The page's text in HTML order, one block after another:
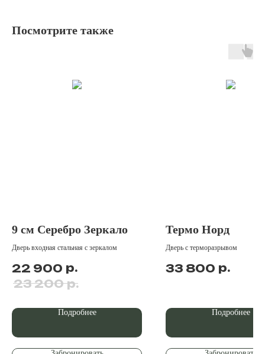
Посмотрите также
9 см Серебро Зеркало
Дверь входная стальная с зеркалом
22 900 р.
23 200 р.
Подробнее
Термо Норд
Дверь с терморазрывом
33 800 р.
Подробнее